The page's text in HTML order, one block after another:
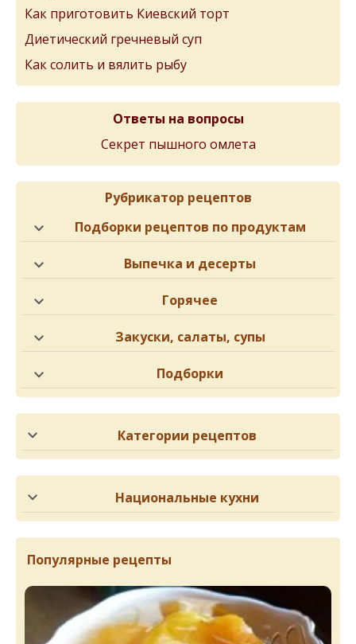
Как приготовить Киевский торт
Диетический гречневый суп
Как солить и вялить рыбу
Ответы на вопросы
Секрет пышного омлета
Рубрикатор рецептов
Подборки рецептов по продуктам
Выпечка и десерты
Горячее
Закуски, салаты, супы
Подборки
Категории рецептов
Национальные кухни
Популярные рецепты